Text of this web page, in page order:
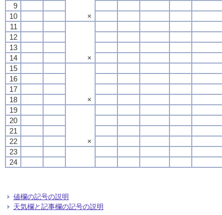
×
9
10
11
×
12
13
14
15
×
16
17
18
19
×
20
21
22
23
24
値欄の記号の説明
天気欄と記事欄の記号の説明